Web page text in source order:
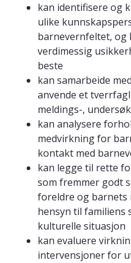
kan identifisere og
ulike
barnevernfeltet, og
verdimessig
beste
kan samarbeide
anvende et
meldings-,
­kan analysere
medvirkning for
kontakt med
kan legge til rette
som fremmer godt
foreldre og barnets
hensyn til familiens
kulturelle situasjon
kan evaluere
intervensjoner for